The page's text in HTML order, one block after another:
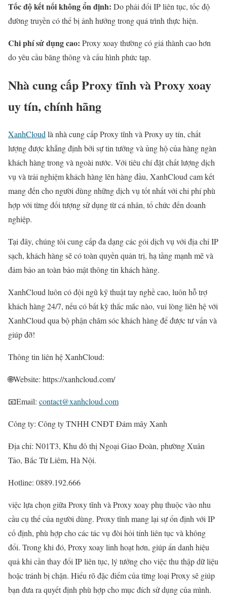
Tốc độ kết nối không ổn định: Do phải đổi IP liên tục, tốc độ
đường truyền có thể bị ảnh hưởng trong quá trình thực hiện.
Chi phí sử dụng cao: Proxy xoay thường có giá thành cao hơn
do yêu cầu băng thông và cấu hình phức tạp.
Nhà cung cấp Proxy tĩnh và Proxy xoay
uy tín, chính hãng
XanhCloudlà nhà cung cấp Proxy tĩnh và Proxy uy tín, chất
lượng được khẳng định bởi sự tin tưởng và ủng hộ của hàng ngàn
khách hàng trong và ngoài nước. Với tiêu chí đặt chất lượng dịch
vụ và trải nghiệm khách hàng lên hàng đầu, XanhCloud cam kết
mang đến cho người dùng những dịch vụ tốt nhất với chi phí phù
hợp với từng đối tượng sử dụng từ cá nhân, tổ chức đến doanh
nghiệp.
Tại đây, chúng tôi cung cấp đa dạng các gói dịch vụ với địa chỉ IP
sạch, khách hàng sẽ có toàn quyền quản trị, hạ tầng mạnh mẽ và
đảm bảo an toàn bảo mật thông tin khách hàng.
XanhCloud luôn có đội ngũ kỹ thuật tay nghề cao, luôn hỗ trợ
khách hàng 24/7, nếu có bất kỳ thắc mắc nào, vui lòng liên hệ với
XanhCloud qua bộ phận chăm sóc khách hàng để được tư vấn và
giúp đỡ!
Thông tin liên hệ XanhCloud:
🌐Website: https://xanhcloud.com/
📧Email: contact@xanhcloud.com
Công ty: Công ty TNHH CNĐT Đám mây Xanh
Địa chỉ: N01T3, Khu đô thị Ngoại Giao Đoàn, phường Xuân
Tảo, Bắc Từ Liêm, Hà Nội.
Hotline: 0889.192.666
việc lựa chọn giữa Proxy tĩnh và Proxy xoay phụ thuộc vào nhu
cầu cụ thể của người dùng. Proxy tĩnh mang lại sự ổn định với IP
cố định, phù hợp cho các tác vụ đòi hỏi tính liên tục và không
đổi. Trong khi đó, Proxy xoay linh hoạt hơn, giúp ẩn danh hiệu
quả khi cần thay đổi IP liên tục, lý tưởng cho việc thu thập dữ liệu
hoặc tránh bị chặn. Hiểu rõ đặc điểm của từng loại Proxy sẽ giúp
bạn đưa ra quyết định phù hợp cho mục đích sử dụng của mình.